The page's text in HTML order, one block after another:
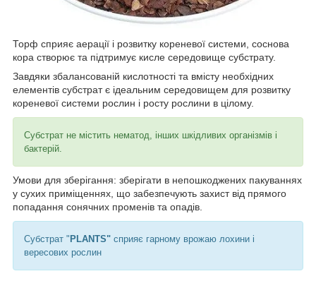
Торф сприяє аерації і розвитку кореневої системи, соснова
кора створює та підтримує кисле середовище субстрату.
Завдяки збалансованій кислотності та вмісту необхідних
елементів субстрат є ідеальним середовищем для розвитку
кореневої системи рослин і росту рослини в цілому.
Субстрат не містить нематод, інших шкідливих організмів і
бактерій.
Умови для зберігання: зберігати в непошкоджених пакуваннях
у сухих приміщеннях, що забезпечують захист від прямого
попадання сонячних променів та опадів.
Субстрат " PLANTS" сприяє гарному врожаю лохини і
вересових рослин